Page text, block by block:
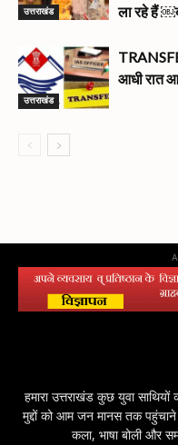
उत्तराखंड
ला रहे हैं
उत्तराखंड
आधी रात
हमारा उत्तराखंड कुछ युवा
मुद्दों को आम जन मानस तक
कला, भाषा बोली और